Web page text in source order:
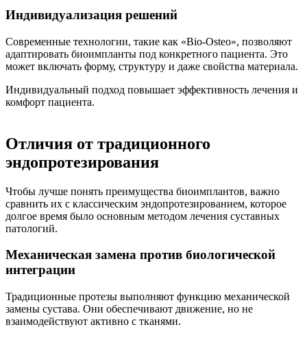
Индивидуализация решений
Современные технологии, такие как «Bio-Osteo», позволяют
адаптировать биоимпланты под конкретного пациента. Это
может включать форму, структуру и даже свойства материала.
Индивидуальный подход повышает эффективность лечения и
комфорт пациента.
Отличия от традиционного
эндопротезирования
Чтобы лучше понять преимущества биоимплантов, важно
сравнить их с классическим эндопротезированием, которое
долгое время было основным методом лечения суставных
патологий.
Механическая замена против биологической
интеграции
Традиционные протезы выполняют функцию механической
замены сустава. Они обеспечивают движение, но не
взаимодействуют активно с тканями.